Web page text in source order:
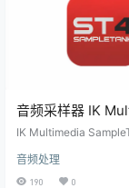
音频采样器 IK
SampleTank
·R2615】
IK Multimedia
制作人和音乐家设计，
音频采样库和强大的音
音频处理
190 0